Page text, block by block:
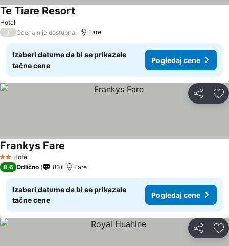
Hotel
Te Tiare Resort
/ Ocena nije dostupna Fare
Izaberi datume da bi se prikazale
tačne cene
Pogledaj cene
Deli
2 Zvezdice
Hotel
Frankys Fare
8,6 Odlično 83 Fare
Izaberi datume da bi se prikazale
tačne cene
Pogledaj cene
Deli